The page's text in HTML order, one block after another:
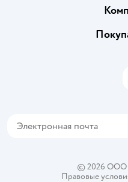
Политика
© 2026 ООО
Правовые